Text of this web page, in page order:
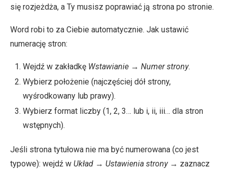
się rozjeżdża, a Ty musisz poprawiać ją strona po stronie.
Word robi to za Ciebie automatycznie. Jak ustawić
numerację stron:
Wejdź w zakładkę Wstawianie → Numer strony.
Wybierz położenie (najczęściej dół strony,
wyśrodkowany lub prawy).
Wybierz format liczby (1, 2, 3… lub i, ii, iii… dla stron
wstępnych).
Jeśli strona tytułowa nie ma być numerowana (co jest
typowe): wejdź w Układ → Ustawienia strony→ zaznacz